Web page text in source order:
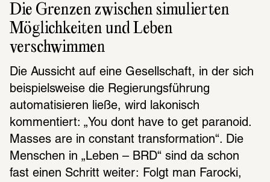
Die Grenzen zwischen simulierten
Möglichkeiten und Leben
verschwimmen
Die Aussicht auf eine Gesellschaft, in der sich
beispielsweise die Regierungsführung
automatisieren ließe, wird lakonisch
kommentiert: „You dont have to get paranoid.
Masses are in constant transformation“. Die
Menschen in „Leben – BRD“ sind da schon
fast einen Schritt weiter: Folgt man Farocki,